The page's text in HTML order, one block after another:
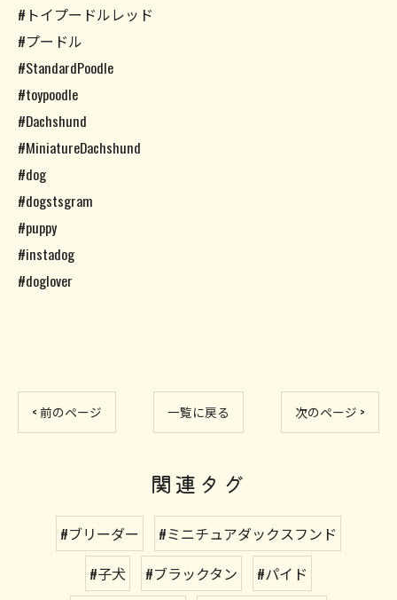
#トイプードルレッド
#プードル
#StandardPoodle
#toypoodle
#Dachshund
#MiniatureDachshund
#dog
#dogstsgram
#puppy
#instadog
#doglover
< 前のページ 一覧に戻る 次のページ >
関連タグ
#ブリーダー
#ミニチュアダックスフンド
#子犬
#ブラックタン #パイド